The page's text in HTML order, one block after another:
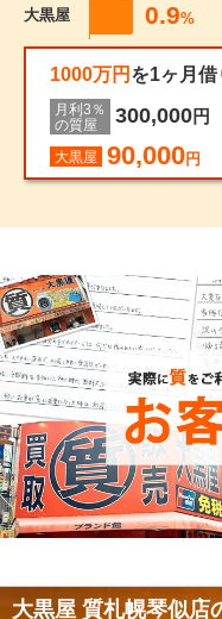
大黒屋 0.9%
1000万円 を1ヶ月
月利3％
の質屋
300,000円
大黒屋 90,000円
大黒屋 質札幌琴似店